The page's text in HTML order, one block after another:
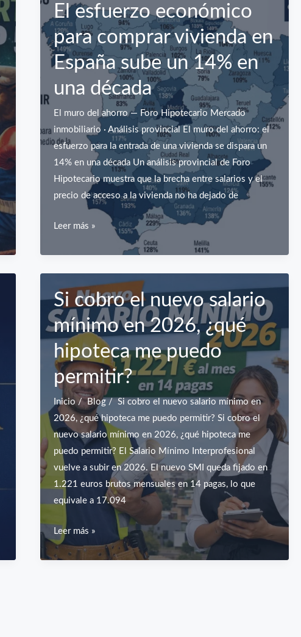
El esfuerzo económico
para comprar vivienda en
España sube un 14% en
una década
El muro del ahorro — Foro Hipotecario Mercado
inmobiliario · Análisis provincial El muro del ahorro: el
esfuerzo para la entrada de una vivienda se dispara un
14% en una década Un análisis provincial de Foro
Hipotecario muestra que la brecha entre salarios y el
precio de acceso a la vivienda no ha dejado de
El
económico
para
comprar
vivienda
en
España
sube
un
14%
en
una
década
Leer más »
Si cobro el nuevo salario
mínimo en 2026, ¿qué
hipoteca me puedo
permitir?
Inicio / Blog / Si cobro el nuevo salario mínimo en
2026, ¿qué hipoteca me puedo permitir? Si cobro el
nuevo salario mínimo en 2026, ¿qué hipoteca me
puedo permitir? El Salario Mínimo Interprofesional
vuelve a subir en 2026. El nuevo SMI queda fijado en
1.221 euros brutos mensuales en 14 pagas, lo que
equivale a 17.094
Si
cobro
Leer más »